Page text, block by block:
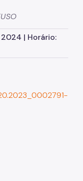
- TDC
| Horário: